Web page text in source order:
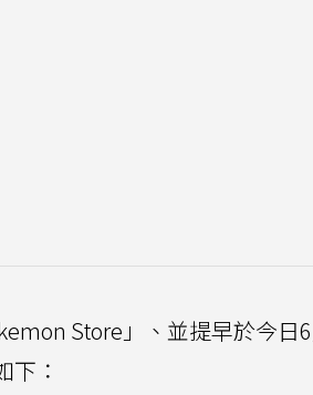
Store」、並提早於今日
下：